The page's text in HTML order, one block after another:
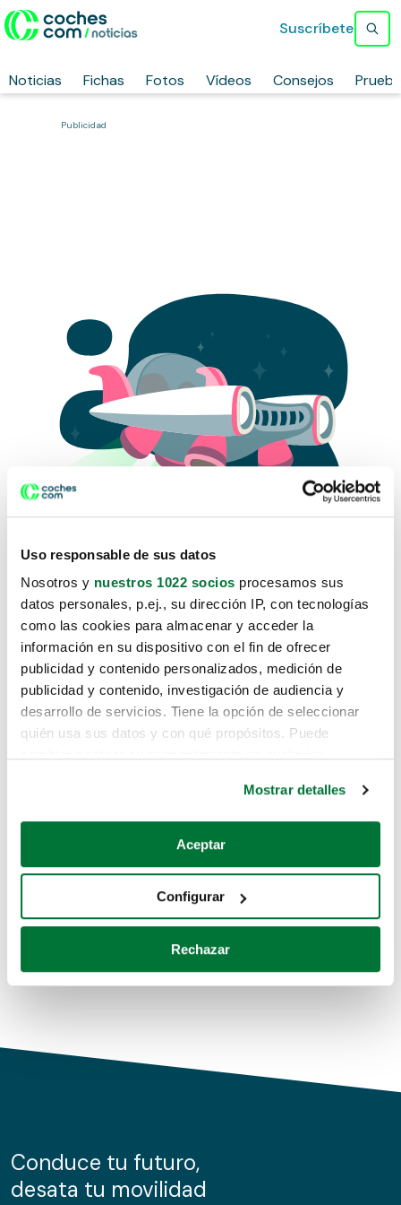
Uso responsable de sus datos
Nosotros y nuestros 1022 socios procesamos sus
datos personales, p.ej., su dirección IP, con tecnologías
como las cookies para almacenar y acceder la
información en su dispositivo con el fin de ofrecer
publicidad y contenido personalizados, medición de
publicidad y contenido, investigación de audiencia y
desarrollo de servicios. Tiene la opción de seleccionar
quién usa sus datos y con qué propósitos. Puede
Si lo permite, también quisiéramos:
Recopilar información sobre su ubicación geográfica
Identificar su dispositivo analizándolo activamente
para buscar características específicas (huellas
Obtenga más información sobre cómo se procesan sus
de cookies.
información sobre el uso que haga del sitio web con
nuestros partners de redes sociales, publicidad y análisis
Mostrar detalles
Aceptar
Configurar
Rechazar
Noticias Fichas Fotos Vídeos Consejos
Suscríbete
Publicidad
Lo sentimos, no sabemos como
te hemos traido hasta aquí.
Pero puedes encontrar el coche que estás
buscando en alguno de estos enlaces:
Coches de segunda mano
Coches de km0
Conduce tu futuro,
desata tu movilidad